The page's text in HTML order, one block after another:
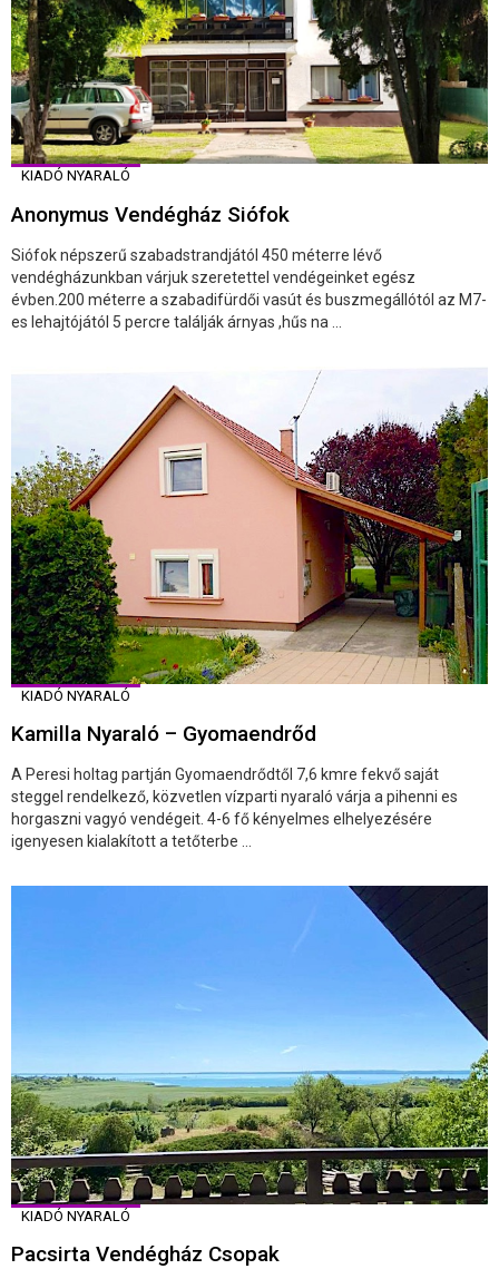
KIADÓ NYARALÓ
Anonymus Vendégház Siófok
Siófok népszerű szabadstrandjától 450 méterre lévő
vendégházunkban várjuk szeretettel vendégeinket egész
évben.200 méterre a szabadifürdői vasút és buszmegállótól az M7-
es lehajtójától 5 percre találják árnyas ,hűs na ...
KIADÓ NYARALÓ
Kamilla Nyaraló – Gyomaendrőd
A Peresi holtag partján Gyomaendrődtől 7,6 kmre fekvő saját
steggel rendelkező, közvetlen vízparti nyaraló várja a pihenni es
horgaszni vagyó vendégeit. 4-6 fő kényelmes elhelyezésére
igenyesen kialakított a tetőterbe ...
KIADÓ NYARALÓ
Pacsirta Vendégház Csopak